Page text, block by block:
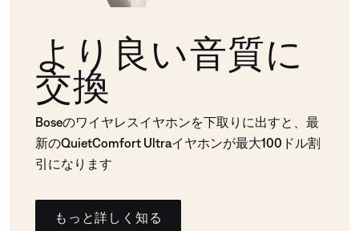
より良い音質に
交換
Boseのワイヤレスイヤホンを下取りに出すと、最
新のQuietComfort Ultraイヤホンが最大100ドル割
引になります
もっと詳しく知る